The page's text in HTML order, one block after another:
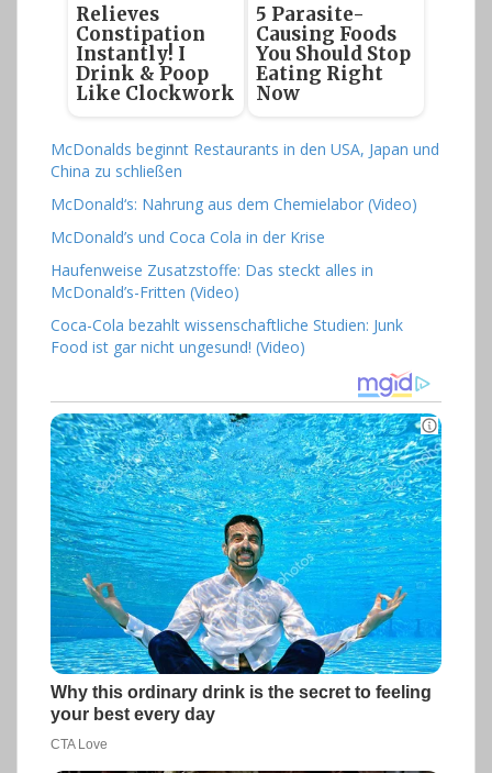
Relieves
Constipation
Instantly! I
Drink & Poop
Like Clockwork
5 Parasite-
Causing Foods
You Should Stop
Eating Right
Now
McDonalds beginnt Restaurants in den USA, Japan und
China zu schließen
McDonald‘s: Nahrung aus dem Chemielabor (Video)
McDonald’s und Coca Cola in der Krise
Haufenweise Zusatzstoffe: Das steckt alles in
McDonald’s-Fritten (Video)
Coca-Cola bezahlt wissenschaftliche Studien: Junk
Food ist gar nicht ungesund! (Video)